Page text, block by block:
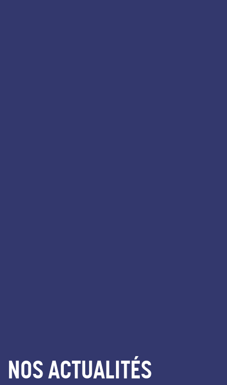
NOS ACTUALITÉS